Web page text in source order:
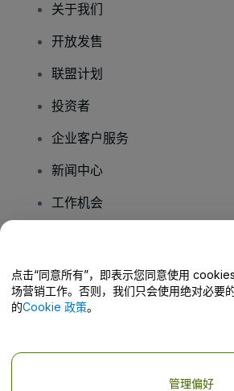
关于我们
开放发售
联盟计划
投资者
企业客户服务
新闻中心
工作机会
帮助中心 / 联系我们
点击“同意所有”，即表示您同意使用
场营销工作。否则，我们只会使用绝对必要
的Cookie 政策。
管理偏好